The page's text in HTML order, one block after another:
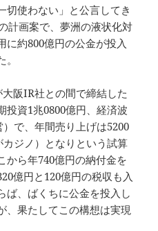
切使わない」と公言してき
計画案で、夢洲の液状化対
に約800億円の公金が投入
阪IR社との間で締結した
投資1兆0800億円、経済波
で、年間売り上げは5200
ジノ）となりという試算
から年740億円の納付金を
億円と120億円の税収も入
ば、ばくちに公金を投入し
、果たしてこの構想は実現